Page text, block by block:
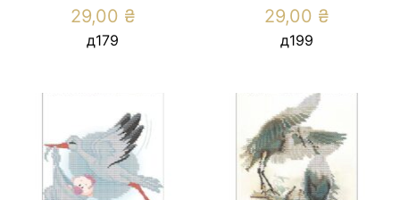
29,00 ₴
д179
29,00 ₴
д199